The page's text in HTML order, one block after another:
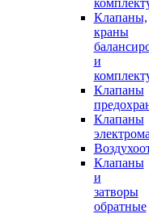
Клапаны,
краны
и
Клапаны
Клапаны
Клапаны
и
затворы
обратные